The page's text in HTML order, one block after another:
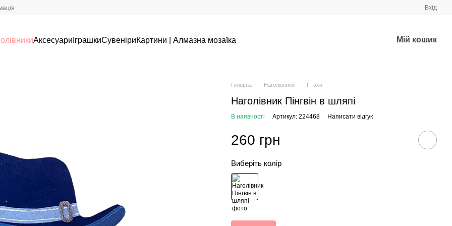
Вхід
Аксесуари ІграшкиСувеніриКартини | Алмазна мозаїка Мій кошик
Головна Наголівники Птахи
Наголівник Пінгвін в шляпі
В наявності Артикул: 224468 Написати відгук
260 грн
Виберіть колір